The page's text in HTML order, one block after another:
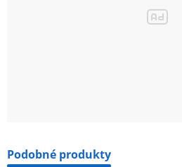
Podobné produkty